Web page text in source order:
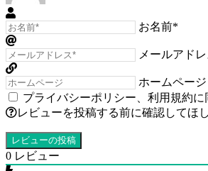
お名前*
メールアド
ホームページ
プライバシーポリシー
利用規約に
レビューを投稿する前に確認してほ
0 レビュー